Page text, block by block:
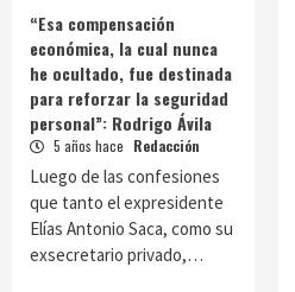
“Esa compensación
económica, la cual nunca
he ocultado, fue destinada
para reforzar la seguridad
personal”: Rodrigo Ávila
5 años hace Redacción
Luego de las confesiones
que tanto el expresidente
Elías Antonio Saca, como su
exsecretario privado,…